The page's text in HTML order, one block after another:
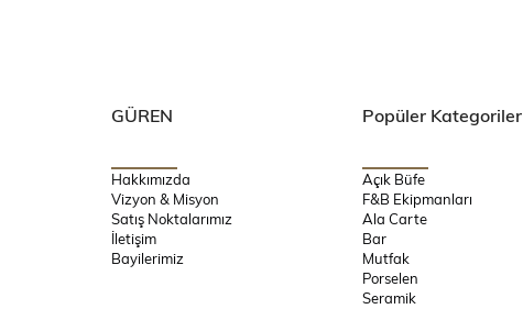
GÜREN
Hakkımızda
Vizyon & Misyon
Satış Noktalarımız
İletişim
Bayilerimiz
Popüler Kategoriler
Açık Büfe
F&B Ekipmanları
Ala Carte
Bar
Mutfak
Porselen
Seramik